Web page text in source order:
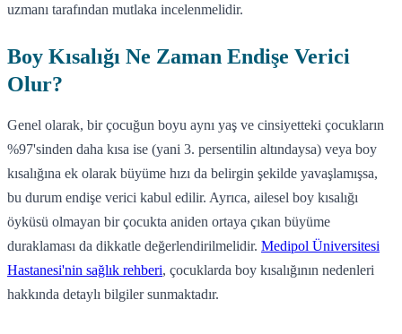
uzmanı tarafından mutlaka incelenmelidir.
Boy Kısalığı Ne Zaman Endişe Verici
Olur?
Genel olarak, bir çocuğun boyu aynı yaş ve cinsiyetteki çocukların
%97'sinden daha kısa ise (yani 3. persentilin altındaysa) veya boy
kısalığına ek olarak büyüme hızı da belirgin şekilde yavaşlamışsa,
bu durum endişe verici kabul edilir. Ayrıca, ailesel boy kısalığı
öyküsü olmayan bir çocukta aniden ortaya çıkan büyüme
duraklaması da dikkatle değerlendirilmelidir. Medipol Üniversitesi
Hastanesi'nin sağlık rehberi, çocuklarda boy kısalığının nedenleri
hakkında detaylı bilgiler sunmaktadır.